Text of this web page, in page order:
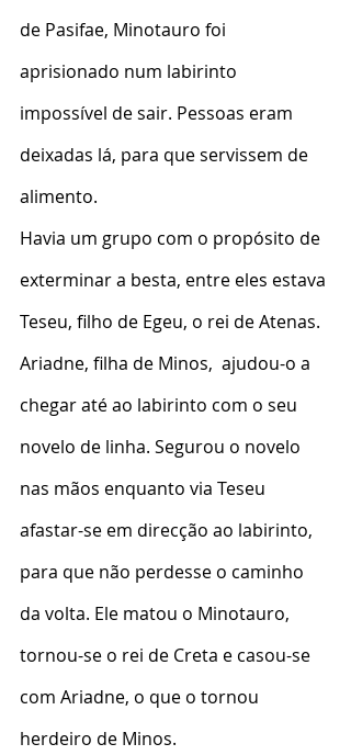
de Pasifae, Minotauro foi
aprisionado num labirinto
impossível de sair. Pessoas eram
deixadas lá, para que servissem de
alimento.
Havia um grupo com o propósito de
exterminar a besta, entre eles estava
Teseu, filho de Egeu, o rei de Atenas.
Ariadne, filha de Minos,  ajudou-o a
chegar até ao labirinto com o seu
novelo de linha. Segurou o novelo
nas mãos enquanto via Teseu
afastar-se em direcção ao labirinto,
para que não perdesse o caminho
da volta. Ele matou o Minotauro,
tornou-se o rei de Creta e casou-se
com Ariadne, o que o tornou
herdeiro de Minos.